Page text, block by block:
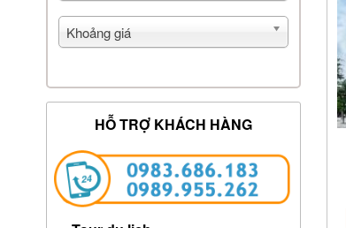
Khoảng giá
HỖ TRỢ KHÁCH HÀNG